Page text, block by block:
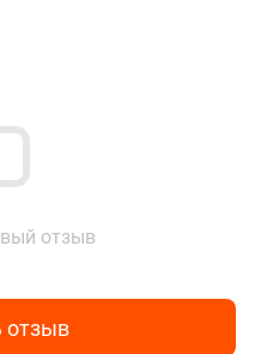
отзыв
отзыв